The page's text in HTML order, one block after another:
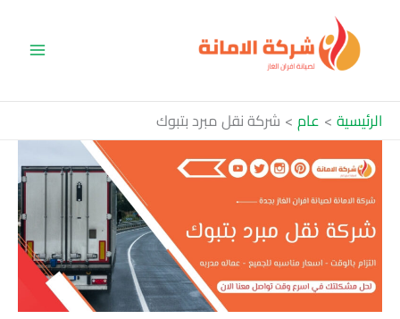
المحتوى
الرئيسية عام شركة نقل مبرد بتبوك